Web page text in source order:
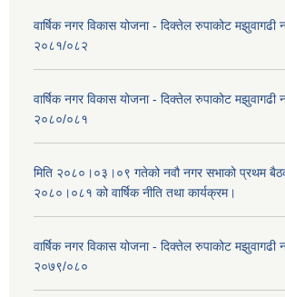
वार्षिक नगर विकास योजना - दिक्तेल रुपाकोट मझुवागढी
२०८१/०८२
वार्षिक नगर विकास योजना - दिक्तेल रुपाकोट मझुवागढी
२०८०/०८१
मिति २०८०।०३।०९ गतेको नवौ नगर सभाको प्रथम
२०८०।०८१ को वार्षिक नीति तथा कार्यक्रम।
वार्षिक नगर विकास योजना - दिक्तेल रुपाकोट मझुवागढी
२०७९/०८०